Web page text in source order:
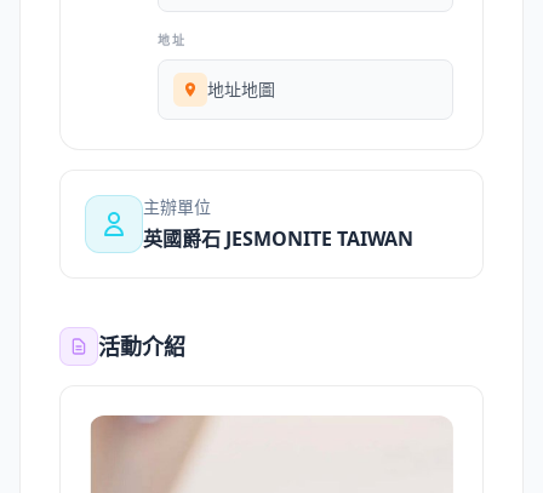
地址
地址地圖
主辦單位
英國爵石 JESMONITE TAIWAN
活動介紹